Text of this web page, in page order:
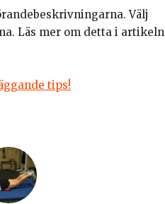
Välj
Läs mer om detta i artikeln
tips!